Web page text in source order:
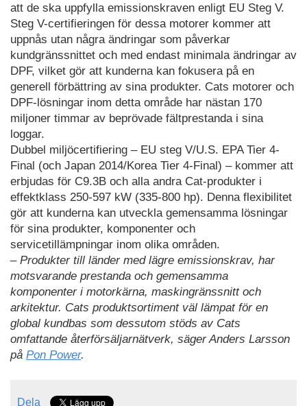
att de ska uppfylla emissionskraven enligt EU Steg V.
Steg V-certifieringen för dessa motorer kommer att
uppnås utan några ändringar som påverkar
kundgränssnittet och med endast minimala ändringar av
DPF, vilket gör att kunderna kan fokusera på en
generell förbättring av sina produkter. Cats motorer och
DPF-lösningar inom detta område har nästan 170
miljoner timmar av beprövade fältprestanda i sina
loggar.
Dubbel miljöcertifiering – EU steg V/U.S. EPA Tier 4-
Final (och Japan 2014/Korea Tier 4-Final) – kommer att
erbjudas för C9.3B och alla andra Cat-produkter i
effektklass 250-597 kW (335-800 hp). Denna flexibilitet
gör att kunderna kan utveckla gemensamma lösningar
för sina produkter, komponenter och
servicetillämpningar inom olika områden.
– Produkter till länder med lägre emissionskrav, har
motsvarande prestanda och gemensamma
komponenter i motorkärna, maskingränssnitt och
arkitektur. Cats produktsortiment väl lämpat för en
global kundbas som dessutom stöds av Cats
omfattande återförsäljarnätverk, säger Anders Larsson
på Pon Power.
Dela